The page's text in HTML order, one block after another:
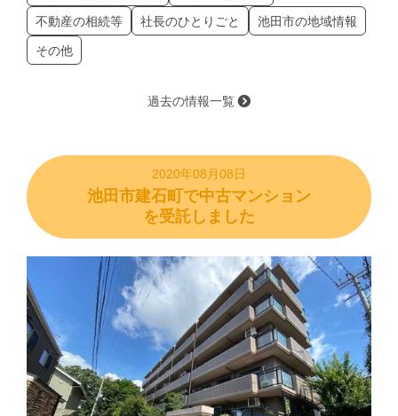
不動産の相続等 社長のひとりごと 池田市の地域情報
その他
過去の情報一覧
2020年08月08日
池田市建石町で中古マンション
を受託しました